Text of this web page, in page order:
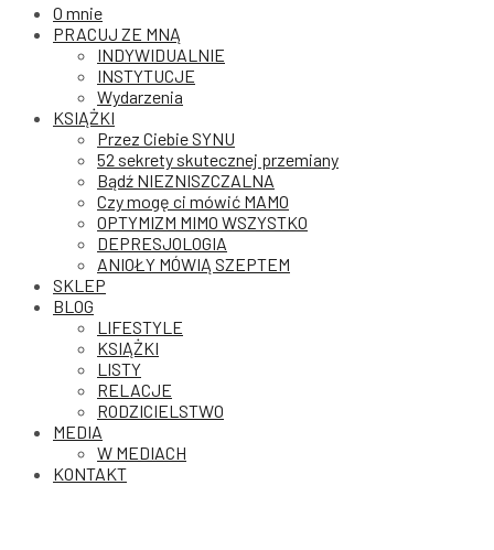
O mnie
PRACUJ ZE MNĄ
INDYWIDUALNIE
INSTYTUCJE
Wydarzenia
KSIĄŻKI
Przez Ciebie SYNU
52 sekrety skutecznej przemiany
Bądź NIEZNISZCZALNA
Czy mogę ci mówić MAMO
OPTYMIZM MIMO WSZYSTKO
DEPRESJOLOGIA
ANIOŁY MÓWIĄ SZEPTEM
SKLEP
BLOG
LIFESTYLE
KSIĄŻKI
LISTY
RELACJE
RODZICIELSTWO
MEDIA
W MEDIACH
KONTAKT